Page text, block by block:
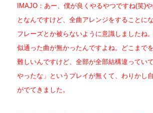
IMAJO：あー、僕が良くやるやつですね(笑)
となんですけど、全曲アレンジをすることに
フレーズとか被らないように意識しましたね
似通った曲が無かったんですよね。どこまで
難しいんですけど、全部が全部結構違ってい
やったな」というプレイが無くて、わりかし
がでてきました。